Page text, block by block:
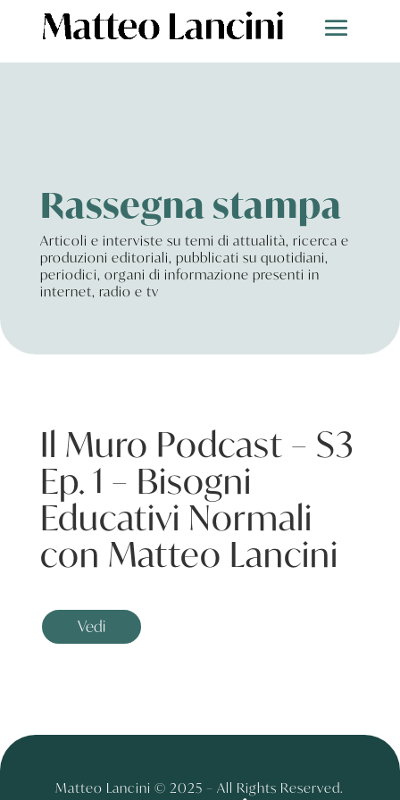
Rassegna stampa
Articoli e interviste su temi di attualità, ricerca e
produzioni editoriali, pubblicati su quotidiani,
periodici, organi di informazione presenti in
internet, radio e tv
Il Muro Podcast – S3
Ep. 1 – Bisogni
Educativi Normali
con Matteo Lancini
Vedi
Matteo Lancini © 2025 – All Rights Reserved.